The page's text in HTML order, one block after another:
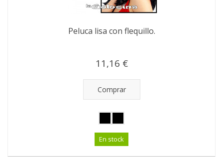
Peluca lisa con flequillo.
11,16 €
Comprar
En stock